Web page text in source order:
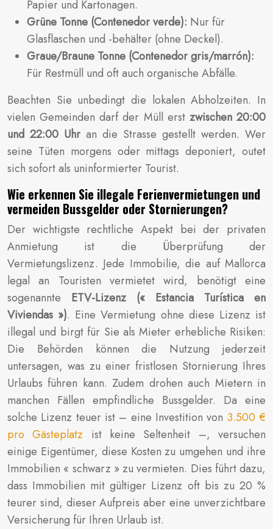
Papier und Kartonagen.
Grüne Tonne (Contenedor verde): Nur für
Glasflaschen und -behälter (ohne Deckel).
Graue/Braune Tonne (Contenedor gris/marrón):
Für Restmüll und oft auch organische Abfälle.
Beachten Sie unbedingt die lokalen Abholzeiten. In
vielen Gemeinden darf der Müll erst zwischen 20:00
und 22:00 Uhr an die Strasse gestellt werden. Wer
seine Tüten morgens oder mittags deponiert, outet
sich sofort als uninformierter Tourist.
Wie erkennen Sie illegale Ferienvermietungen und
vermeiden Bussgelder oder Stornierungen?
Der wichtigste rechtliche Aspekt bei der privaten
Anmietung ist die Überprüfung der
Vermietungslizenz. Jede Immobilie, die auf Mallorca
legal an Touristen vermietet wird, benötigt eine
sogenannte ETV-Lizenz (« Estancia Turística en
Viviendas »). Eine Vermietung ohne diese Lizenz ist
illegal und birgt für Sie als Mieter erhebliche Risiken:
Die Behörden können die Nutzung jederzeit
untersagen, was zu einer fristlosen Stornierung Ihres
Urlaubs führen kann. Zudem drohen auch Mietern in
manchen Fällen empfindliche Bussgelder. Da eine
solche Lizenz teuer ist – eine Investition von 3.500 €
pro Gästeplatz ist keine Seltenheit –, versuchen
einige Eigentümer, diese Kosten zu umgehen und ihre
Immobilien « schwarz » zu vermieten. Dies führt dazu,
dass Immobilien mit gültiger Lizenz oft bis zu 20 %
teurer sind, dieser Aufpreis aber eine unverzichtbare
Versicherung für Ihren Urlaub ist.